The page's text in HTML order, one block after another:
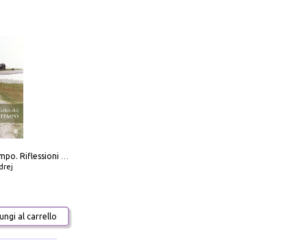
al carrello